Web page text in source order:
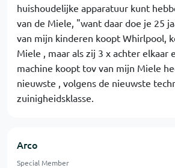
huishoudelijke apparatuur kunt
van de Miele, "want daar doe je 25
van mijn kinderen koopt Whirlpool,
Miele , maar als zij 3 x achter elkaar
machine koopt tov van mijn Miele
nieuwste , volgens de nieuwste
zuinigheidsklasse.
Arco
Special Member